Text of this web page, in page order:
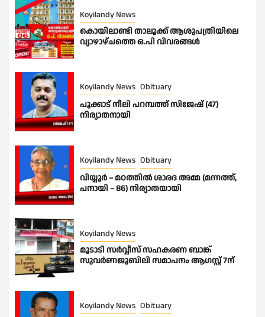
Koyilandy News
കൊയിലാണ്ടി താലൂക്ക് ആശുപത്രിയിലെ
വ്യാഴാഴ്ചത്തെ ഒ.പി വിവരങ്ങൾ
Koyilandy News Obituary
പൂക്കാട് നീലി പറമ്പത്ത് സിജേഷ് (47)
നിര്യാതനായി
Koyilandy News Obituary
വിയ്യൂർ – മഠത്തിൽ ശാരദ അമ്മ (മന്നത്ത്,
പനായി – 86) നിര്യാതയായി
Koyilandy News
മൂടാടി സർവ്വീസ് സഹകരണ ബാങ്ക്
സുവർണജൂബിലി സമാപനം ആഗസ്റ്റ് 7ന്
Koyilandy News Obituary